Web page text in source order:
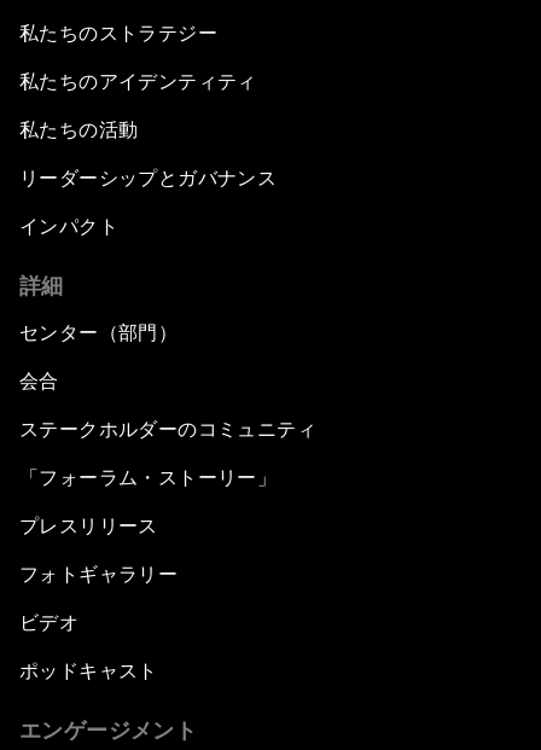
私たちのストラテジー
私たちのアイデンティティ
私たちの活動
リーダーシップとガバナンス
インパクト
詳細
センター（部門）
会合
ステークホルダーのコミュニティ
「フォーラム・ストーリー」
プレスリリース
フォトギャラリー
ビデオ
ポッドキャスト
エンゲージメント